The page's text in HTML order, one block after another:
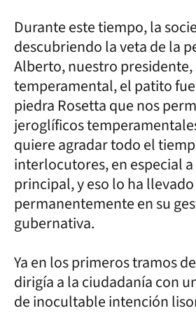
Durante este tiempo, la
descubriendo la veta de la
Alberto, nuestro presidente,
temperamental, el patito
piedra Rosetta que nos
jeroglíficos
quiere agradar todo el
interlocutores, en especial
principal, y eso lo ha
permanentemente en su
gubernativa.
Ya en los primeros tramos
dirigía a la ciudadanía con
de inocultable intención